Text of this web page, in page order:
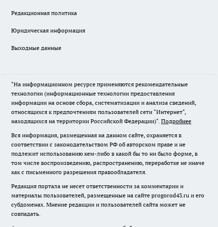
Редакционная политика
Юридическая информация
Выходные данные
"На информационном ресурсе применяются рекомендательные
технологии (информационные технологии предоставления
информации на основе сбора, систематизации и анализа сведений,
относящихся к предпочтениям пользователей сети "Интернет",
находящихся на территории Российской Федерации)". Подробнее
Вся информация, размещенная на данном сайте, охраняется в
соответствии с законодательством РФ об авторском праве и не
подлежит использованию кем-либо в какой бы то ни было форме, в
том числе воспроизведению, распространению, переработке не иначе
как с письменного разрешения правообладателя.
Редакция портала не несет ответственности за комментарии и
материалы пользователей, размещенные на сайте progorod43.ru и его
субдоменах. Мнение редакции и пользователей сайта может не
совпадать.